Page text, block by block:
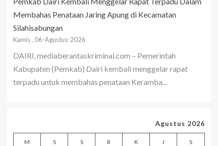
Membahas Penataan Jaring Apung di Kecamatan
Silahisabungan
Kamis , 06-Agustus-2026
DAIRI, mediaberantaskriminal.com – Pemerintah
Kabupaten (Pemkab) Dairi kembali menggelar rapat
terpadu untuk membahas penataan Keramba...
Agustus 2026
M S S R K J S